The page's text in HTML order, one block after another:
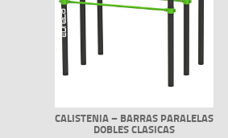
CALISTENIA – BARRAS PARALELAS
DOBLES CLASICAS